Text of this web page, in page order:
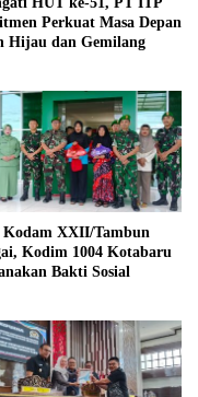
Perkuat Masa Depan
Hijau dan Gemilang
XXII/Tambun
Kodim 1004 Kotabaru
Bakti Sosial